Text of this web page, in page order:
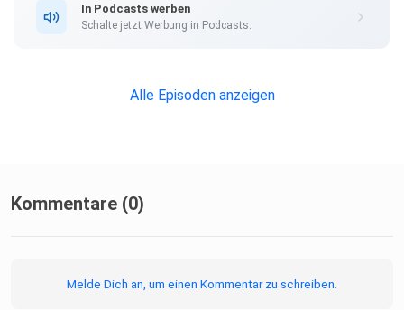
In Podcasts werben
Schalte jetzt Werbung in Podcasts.
Alle Episoden anzeigen
Kommentare (0)
Melde Dich an, um einen Kommentar zu schreiben.